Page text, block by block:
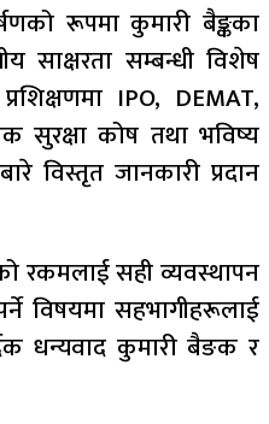
रूपमा कुमारी बैङ्कका
साक्षरता सम्बन्धी विशेष
IPO, DEMAT,
सुरक्षा कोष तथा भविष्य
विस्तृत जानकारी प्रदान
रकमलाई सही व्यवस्थापन
विषयमा सहभागीहरूलाई
धन्यवाद कुमारी बैङक र